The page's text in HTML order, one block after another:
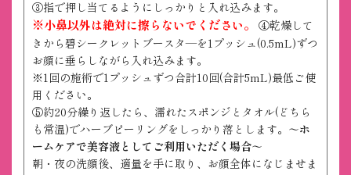
③指で押し当てるようにしっかりと入れ込みます。
※小鼻以外は絶対に擦らないでください。
④乾燥して
きから碧シークレットブースタ―を1プッシュ(0.5mL)ずつ
お顔に垂らしながら入れ込みます。
※1回の施術で1プッシュずつ合計10回(合計5mL)最低ご使
用ください。
⑤約20分繰り返したら、濡れたスポンジとタオル(どちら
も常温)でハーブピーリングをしっかり落とします。 ～ホ
ームケアで美容液としてご利用いただく場合～
朝・夜の洗顔後、適量を手に取り、お顔全体になじませま